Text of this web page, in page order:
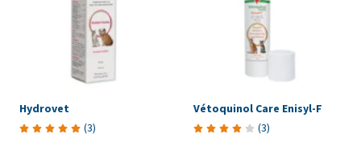
Hydrovet
(3)
Vétoquinol Care Enisyl-F
(3)